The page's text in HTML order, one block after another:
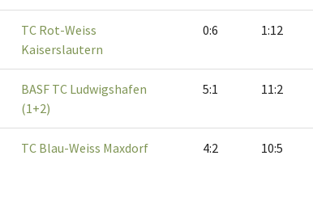
TC Rot-Weiss
Kaiserslautern
0:6 1:12
BASF TC Ludwigshafen
(1+2)
5:1 11:2
TC Blau-Weiss Maxdorf 4:2 10:5